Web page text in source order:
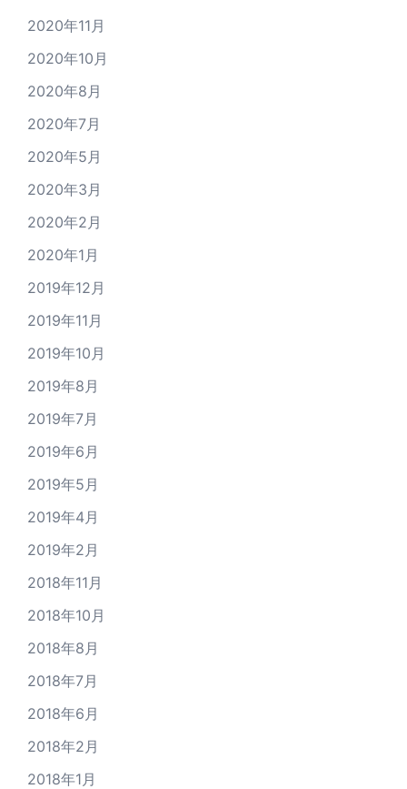
2020年11月
2020年10月
2020年8月
2020年7月
2020年5月
2020年3月
2020年2月
2020年1月
2019年12月
2019年11月
2019年10月
2019年8月
2019年7月
2019年6月
2019年5月
2019年4月
2019年2月
2018年11月
2018年10月
2018年8月
2018年7月
2018年6月
2018年2月
2018年1月